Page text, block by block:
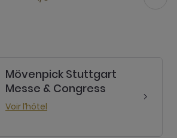
Mövenpick Stuttgart
Messe & Congress
Voir l’hôtel